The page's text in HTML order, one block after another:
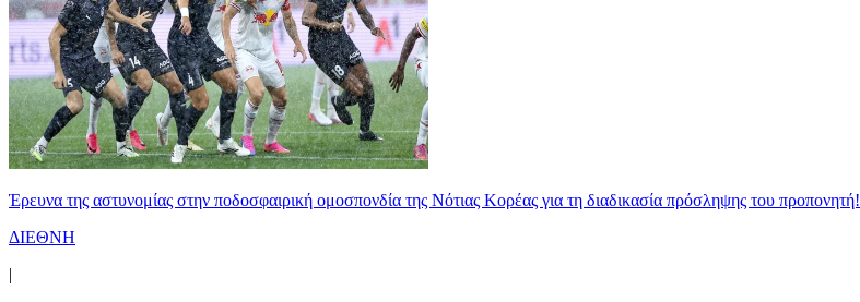
Έρευνα της αστυνομίας στην ποδοσφαιρική ομοσπονδία της Νότιας Κορέας για τη διαδικασία πρόσληψης του προπονητή!
ΔΙΕΘΝΗ
|